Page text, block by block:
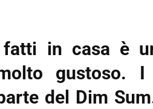
fatti in casa è
gustoso. I
del Dim